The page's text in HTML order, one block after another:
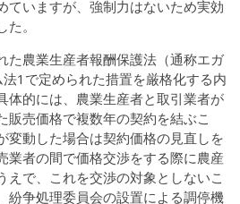
ていますが、強制力はないため実効
。
農業生産者報酬保護法（通称エガ
1で定められた措置を厳格化する内
体的には、農業生産者と取引業者が
販売価格で複数年の契約を結ぶこ
変動した場合は契約価格の見直しを
業者の間で価格交渉をする際に農産
えで、これを交渉の対象としないこ
紛争処理委員会の設置による調停機